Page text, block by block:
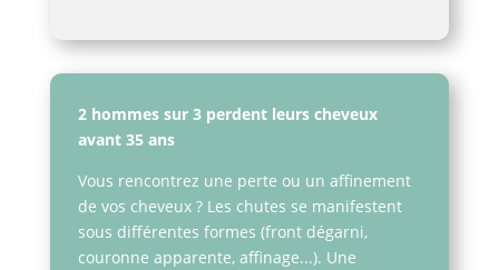
2 hommes sur 3 perdent leurs cheveux
avant 35 ans
Vous rencontrez une perte ou un affinement
de vos cheveux ? Les chutes se manifestent
sous différentes formes (front dégarni,
couronne apparente, affinage...). Une